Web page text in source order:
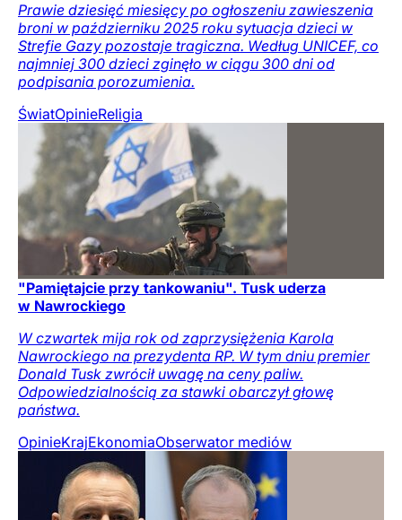
Prawie dziesięć miesięcy po ogłoszeniu zawieszenia
broni w październiku 2025 roku sytuacja dzieci w
Strefie Gazy pozostaje tragiczna. Według UNICEF, co
najmniej 300 dzieci zginęło w ciągu 300 dni od
podpisania porozumienia.
ŚwiatOpinieReligia
"Pamiętajcie przy tankowaniu". Tusk uderza
w Nawrockiego
W czwartek mija rok od zaprzysiężenia Karola
Nawrockiego na prezydenta RP. W tym dniu premier
Donald Tusk zwrócił uwagę na ceny paliw.
Odpowiedzialnością za stawki obarczył głowę
państwa.
OpinieKrajEkonomiaObserwator mediów